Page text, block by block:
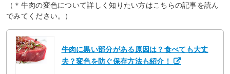
（＊牛肉の変色について詳しく知りたい方はこちらの記事を読ん
でみてください。）
牛肉に黒い部分がある原因は？食べても大丈
夫？変色を防ぐ保存方法も紹介！